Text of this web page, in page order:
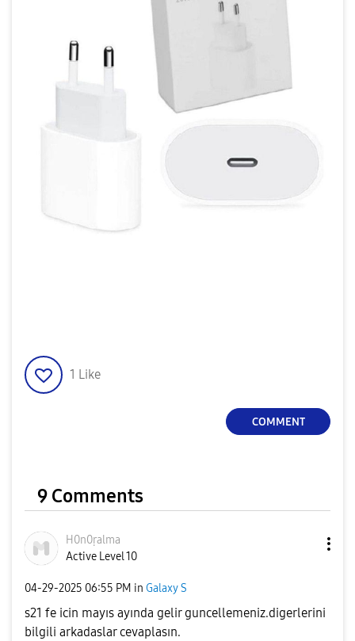
1 Like
COMMENT
9 Comments
H0n0ṛalma
Active Level 10
‎04-29-2025 06:55 PM in Galaxy S
s21 fe icin mayıs ayında gelir guncellemeniz.digerlerini
bilgili arkadaslar cevaplasın.